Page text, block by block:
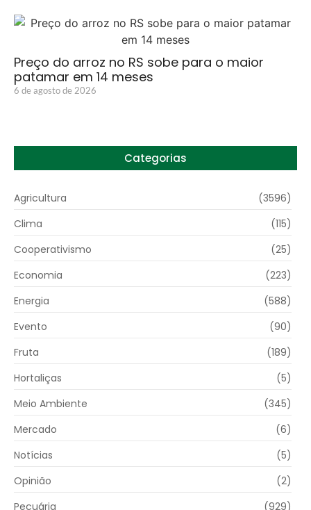
Preço do arroz no RS sobe para o maior
patamar em 14 meses
6 de agosto de 2026
Categorias
Agricultura
(3596)
Clima
(115)
Cooperativismo
(25)
Economia
(223)
Energia
(588)
Evento
(90)
Fruta
(189)
Hortaliças
(5)
Meio Ambiente
(345)
Mercado
(6)
Notícias
(5)
Opinião
(2)
Pecuária
(929)